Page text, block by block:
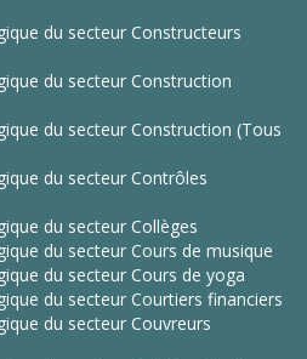
du secteur Constructeurs
du secteur Construction
du secteur Construction (Tous
du secteur Contrôles
du secteur Collèges
du secteur Cours de musique
du secteur Cours de yoga
du secteur Courtiers financiers
du secteur Couvreurs